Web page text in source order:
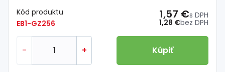
Kód produktu
EB1-GZ256
1,28 €bez DPH
1,57 €s DPH
- + Kúpiť